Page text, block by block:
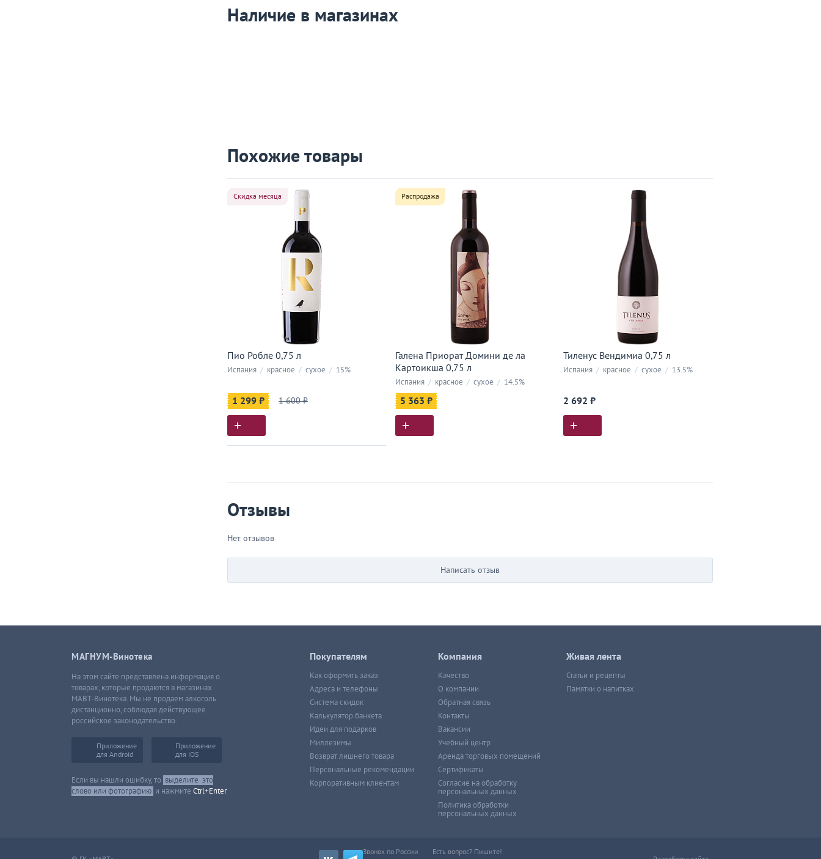
Наличие в магазинах
Похожие товары
Скидка месяца
Пио Робле 0,75 л
Испания / красное / сухое / 15%
1 299 ₽ 1 600 ₽
Распродажа
Галена Приорат Домини де ла
Картоикша 0,75 л
Испания / красное / сухое / 14.5%
5 363 ₽
Тиленус Вендимиа 0,75 л
Испания / красное / сухое / 13.5%
2 692 ₽
Отзывы
Нет отзывов
Написать отзыв
МАГНУМ-Винотека
На этом сайте представлена информация о
товарах, которые продаются в магазинах
МАВТ-Винотека. Мы не продаем алкоголь
дистанционно, соблюдая действующее
российское законодательство.
Приложение
для Android
Приложение
для iOS
Если вы нашли ошибку, то выделите это
слово или фотографию и нажмите Ctrl+Enter
Покупателям
Как оформить заказ
Адреса и телефоны
Система скидок
Калькулятор банкета
Идеи для подарков
Миллезимы
Возврат лишнего товара
Персональные рекомендации
Корпоративным клиентам
Компания
Качество
О компании
Обратная связь
Контакты
Вакансии
Учебный центр
Аренда торговых помещений
Сертификаты
Согласие на обработку
персональных данных
Политика обработки
персональных данных
Живая лента
Статьи и рецепты
Памятки о напитках
Звонок по России Есть вопрос? Пишите!